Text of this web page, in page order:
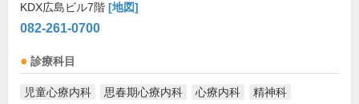
KDX広島ビル7階 [地図]
082-261-0700
診療科目
児童心療内科 思春期心療内科 心療内科 精神科